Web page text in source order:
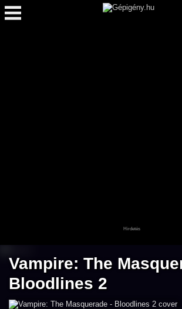
Vampire: The
Bloodlines 2